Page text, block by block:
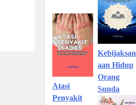
Atasi
Penyakit
Kebijaksan
aan Hidup
Orang
Sunda